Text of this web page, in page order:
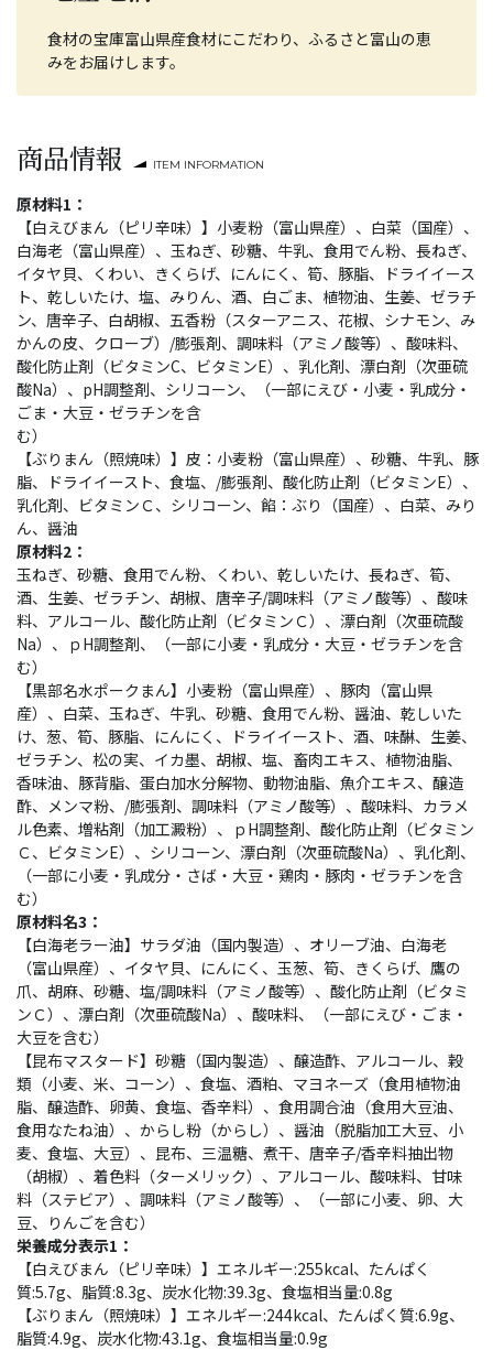
食材の宝庫富山県産食材にこだわり、ふるさと富山の恵
みをお届けします。
商品情報 ITEM INFORMATION
原材料1：
【白えびまん（ピリ辛味）】小麦粉（富山県産）、白菜（国産）、
白海老（富山県産）、玉ねぎ、砂糖、牛乳、食用でん粉、長ねぎ、
イタヤ貝、くわい、きくらげ、にんにく、筍、豚脂、ドライイース
ト、乾しいたけ、塩、みりん、酒、白ごま、植物油、生姜、ゼラチ
ン、唐辛子、白胡椒、五香粉（スターアニス、花椒、シナモン、み
かんの皮、クローブ）/膨張剤、調味料（アミノ酸等）、酸味料、
酸化防止剤（ビタミンC、ビタミンE）、乳化剤、漂白剤（次亜硫
酸Na）、pH調整剤、シリコーン、（一部にえび・小麦・乳成分・
ごま・大豆・ゼラチンを含
む）
【ぶりまん（照焼味）】皮：小麦粉（富山県産）、砂糖、牛乳、豚
脂、ドライイースト、食塩、/膨張剤、酸化防止剤（ビタミンE）、
乳化剤、ビタミンＣ、シリコーン、餡：ぶり（国産）、白菜、みり
ん、醤油
原材料2：
玉ねぎ、砂糖、食用でん粉、くわい、乾しいたけ、長ねぎ、筍、
酒、生姜、ゼラチン、胡椒、唐辛子/調味料（アミノ酸等）、酸味
料、アルコール、酸化防止剤（ビタミンＣ）、漂白剤（次亜硫酸
Na）、ｐH調整剤、（一部に小麦・乳成分・大豆・ゼラチンを含
む）
【黒部名水ポークまん】小麦粉（富山県産）、豚肉（富山県
産）、白菜、玉ねぎ、牛乳、砂糖、食用でん粉、醤油、乾しいた
け、葱、筍、豚脂、にんにく、ドライイースト、酒、味醂、生姜、
ゼラチン、松の実、イカ墨、胡椒、塩、畜肉エキス、植物油脂、
香味油、豚背脂、蛋白加水分解物、動物油脂、魚介エキス、醸造
酢、メンマ粉、/膨張剤、調味料（アミノ酸等）、酸味料、カラメ
ル色素、増粘剤（加工澱粉）、ｐH調整剤、酸化防止剤（ビタミン
Ｃ、ビタミンE）、シリコーン、漂白剤（次亜硫酸Na）、乳化剤、
（一部に小麦・乳成分・さば・大豆・鶏肉・豚肉・ゼラチンを含
む）
原材料名3：
【白海老ラー油】サラダ油（国内製造）、オリーブ油、白海老
（富山県産）、イタヤ貝、にんにく、玉葱、筍、きくらげ、鷹の
爪、胡麻、砂糖、塩/調味料（アミノ酸等）、酸化防止剤（ビタミ
ンＣ）、漂白剤（次亜硫酸Na）、酸味料、（一部にえび・ごま・
大豆を含む）
【昆布マスタード】砂糖（国内製造）、醸造酢、アルコール、穀
類（小麦、米、コーン）、食塩、酒粕、マヨネーズ（食用植物油
脂、醸造酢、卵黄、食塩、香辛料）、食用調合油（食用大豆油、
食用なたね油）、からし粉（からし）、醤油（脱脂加工大豆、小
麦、食塩、大豆）、昆布、三温糖、煮干、唐辛子/香辛料抽出物
（胡椒）、着色料（ターメリック）、アルコール、酸味料、甘味
料（ステビア）、調味料（アミノ酸等）、（一部に小麦、卵、大
豆、りんごを含む）
栄養成分表示1：
【白えびまん（ピリ辛味）】エネルギー:255kcal、たんぱく
質:5.7g、脂質:8.3g、炭水化物:39.3g、食塩相当量:0.8g
【ぶりまん（照焼味）】エネルギー:244kcal、たんぱく質:6.9g、
脂質:4.9g、炭水化物:43.1g、食塩相当量:0.9g